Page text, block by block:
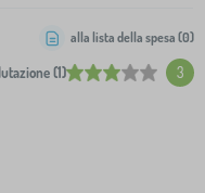
(1) 3
alla lista della spesa (0)